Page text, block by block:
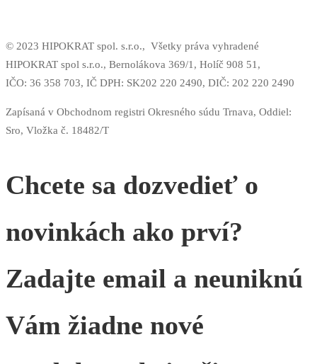
© 2023 HIPOKRAT spol. s.r.o., Všetky práva vyhradené
HIPOKRAT spol s.r.o., Bernolákova 369/1, Holíč 908 51,
IČO: 36 358 703, IČ DPH: SK202 220 2490, DIČ: 202 220 2490
Zapísaná v Obchodnom registri Okresného súdu Trnava, Oddiel:
Sro, Vložka č. 18482/T
Chcete sa dozvedieť o
novinkách ako prví?
Zadajte email a neuniknú
Vám žiadne nové